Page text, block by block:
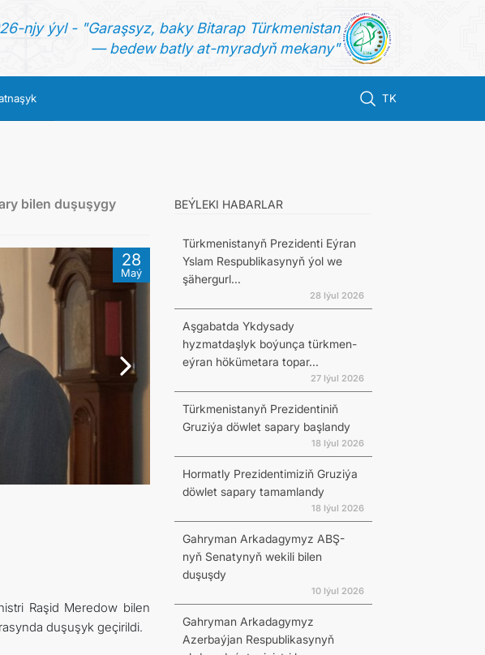
njy ýyl - "Garaşsyz, baky Bitarap Türkmenistan
— bedew batly at-myradyň mekany"
TK
bilen duşuşygy
28
Maý
Raşid Meredow bilen
duşuşyk geçirildi.
BEÝLEKI HABARLAR
Türkmenistanyň Prezidenti Eýran
Yslam Respublikasynyň ýol we
şähergurl...
28 Iýul 2026
Aşgabatda Ykdysady
hyzmatdaşlyk boýunça türkmen-
eýran hökümetara topar...
27 Iýul 2026
Türkmenistanyň Prezidentiniň
Gruziýa döwlet sapary başlandy
18 Iýul 2026
Hormatly Prezidentimiziň Gruziýa
döwlet sapary tamamlandy
18 Iýul 2026
Gahryman Arkadagymyz ABŞ-
nyň Senatynyň wekili bilen
duşuşdy
10 Iýul 2026
Gahryman Arkadagymyz
Azerbaýjan Respublikasynyň